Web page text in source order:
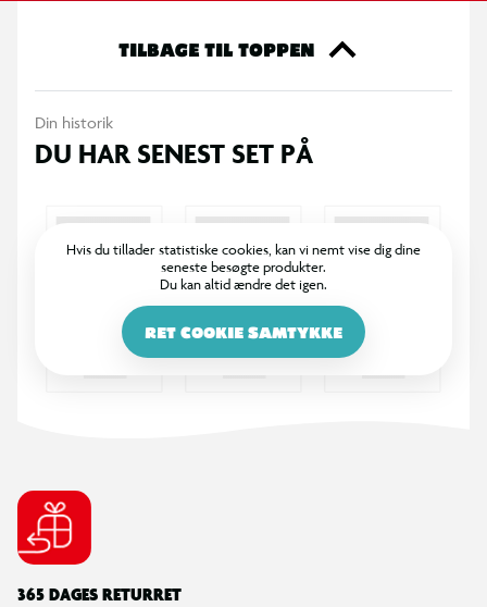
TILBAGE TIL TOPPEN
Din historik
DU HAR SENEST SET PÅ
Hvis du tillader statistiske cookies, kan vi nemt vise dig dine
seneste besøgte produkter.
Du kan altid ændre det igen.
RET COOKIE SAMTYKKE
365 DAGES RETURRET